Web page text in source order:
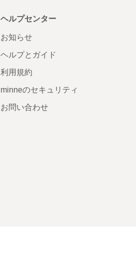
ヘルプセンター
お知らせ
ヘルプとガイド
利用規約
minneのセキュリティ
お問い合わせ